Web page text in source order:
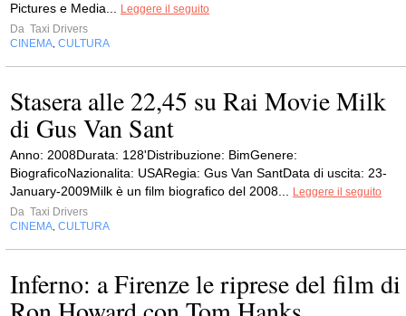
Pictures e Media...
Leggere il seguito
Da Taxi Drivers
CINEMA CULTURA
Stasera alle 22,45 su Rai Movie Milk
di Gus Van Sant
Anno: 2008Durata: 128'Distribuzione: BimGenere:
BiograficoNazionalita: USARegia: Gus Van SantData di uscita: 23-
January-2009Milk è un film biografico del 2008...
Leggere il seguito
Da Taxi Drivers
CINEMA CULTURA
Inferno: a Firenze le riprese del film di